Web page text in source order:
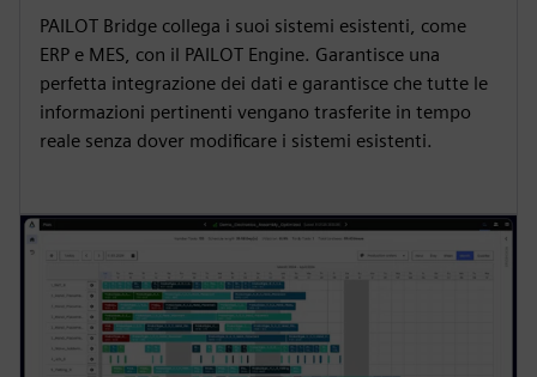
PAILOT Bridge collega i suoi sistemi esistenti, come
ERP e MES, con il PAILOT Engine. Garantisce una
perfetta integrazione dei dati e garantisce che tutte le
informazioni pertinenti vengano trasferite in tempo
reale senza dover modificare i sistemi esistenti.